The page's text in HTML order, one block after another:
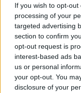
If you wish to opt-
processing of your
targeted advertising
section to confirm
opt-out request is
interest-based ads
us or personal
your opt-out. You
disclosure of your